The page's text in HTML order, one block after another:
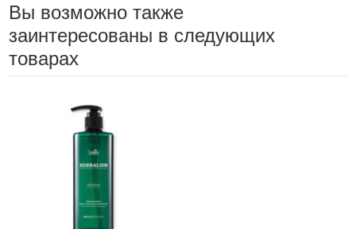
Вы возможно также
заинтересованы в следующих
товарах